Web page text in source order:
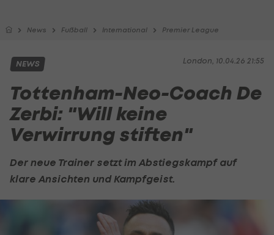
News Fußball International Premier League
London, 10.04.26 21:55
NEWS
Tottenham-Neo-Coach De
Zerbi: "Will keine
Verwirrung stiften"
Der neue Trainer setzt im Abstiegskampf auf
klare Ansichten und Kampfgeist.